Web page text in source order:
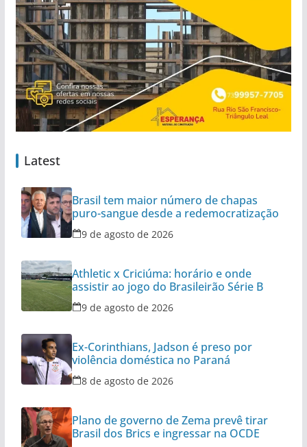
Latest
Brasil tem maior número de chapas
puro-sangue desde a redemocratização
9 de agosto de 2026
Athletic x Criciúma: horário e onde
assistir ao jogo do Brasileirão Série B
9 de agosto de 2026
Ex-Corinthians, Jadson é preso por
violência doméstica no Paraná
8 de agosto de 2026
Plano de governo de Zema prevê tirar
Brasil dos Brics e ingressar na OCDE